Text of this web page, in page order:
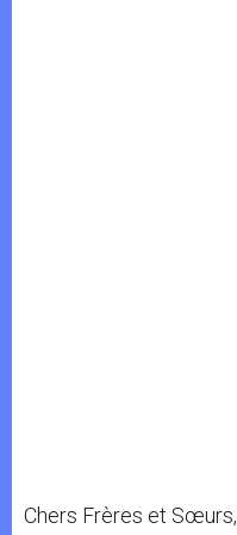
Chers Frères et Sœurs,